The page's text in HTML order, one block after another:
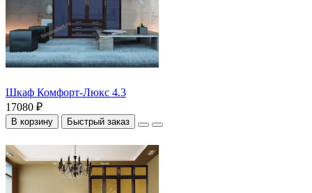
Шкаф Комфорт-Люкс 4.3
17080 ₽
В корзину Быстрый заказ